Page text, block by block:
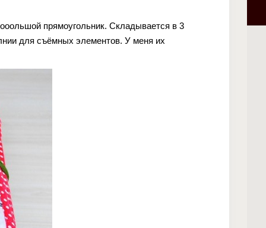
прямоугольник. Складывается в 3
для съёмных элементов. У меня их